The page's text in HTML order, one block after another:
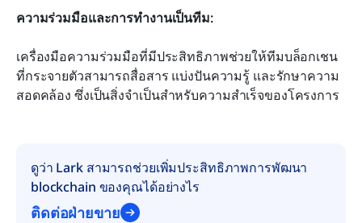
ความร่วมมือและการทำงานเป็นทีม:
เครื่องมือความร่วมมือที่มีประสิทธิภาพช่วยให้ทีมบล็อกเชน
ที่กระจายตัวสามารถสื่อสาร แบ่งปันความรู้ และรักษาความ
สอดคล้อง ซึ่งเป็นสิ่งจำเป็นสำหรับความสำเร็จของโครงการ
ดูว่า Lark สามารถช่วยเพิ่มประสิทธิภาพการพัฒนา
blockchain ของคุณได้อย่างไร
ติดต่อฝ่ายขาย